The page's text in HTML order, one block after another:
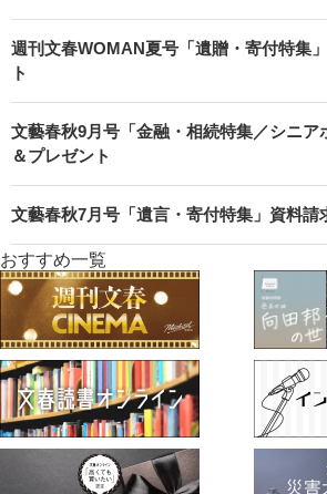
週刊文春WOMAN夏号「遺贈・寄付特集
ト
文藝春秋9月号「金融・相続特集／シニア
＆プレゼント
文藝春秋7月号「遺言・寄付特集」資料請
おすすめ一覧